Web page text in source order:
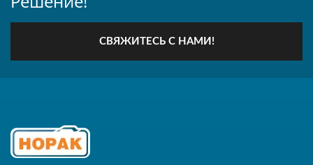
СВЯЖИТЕСЬ С НАМИ!